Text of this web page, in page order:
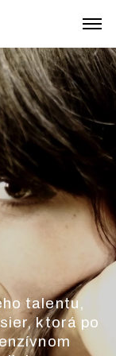
talentu,
ktorá po